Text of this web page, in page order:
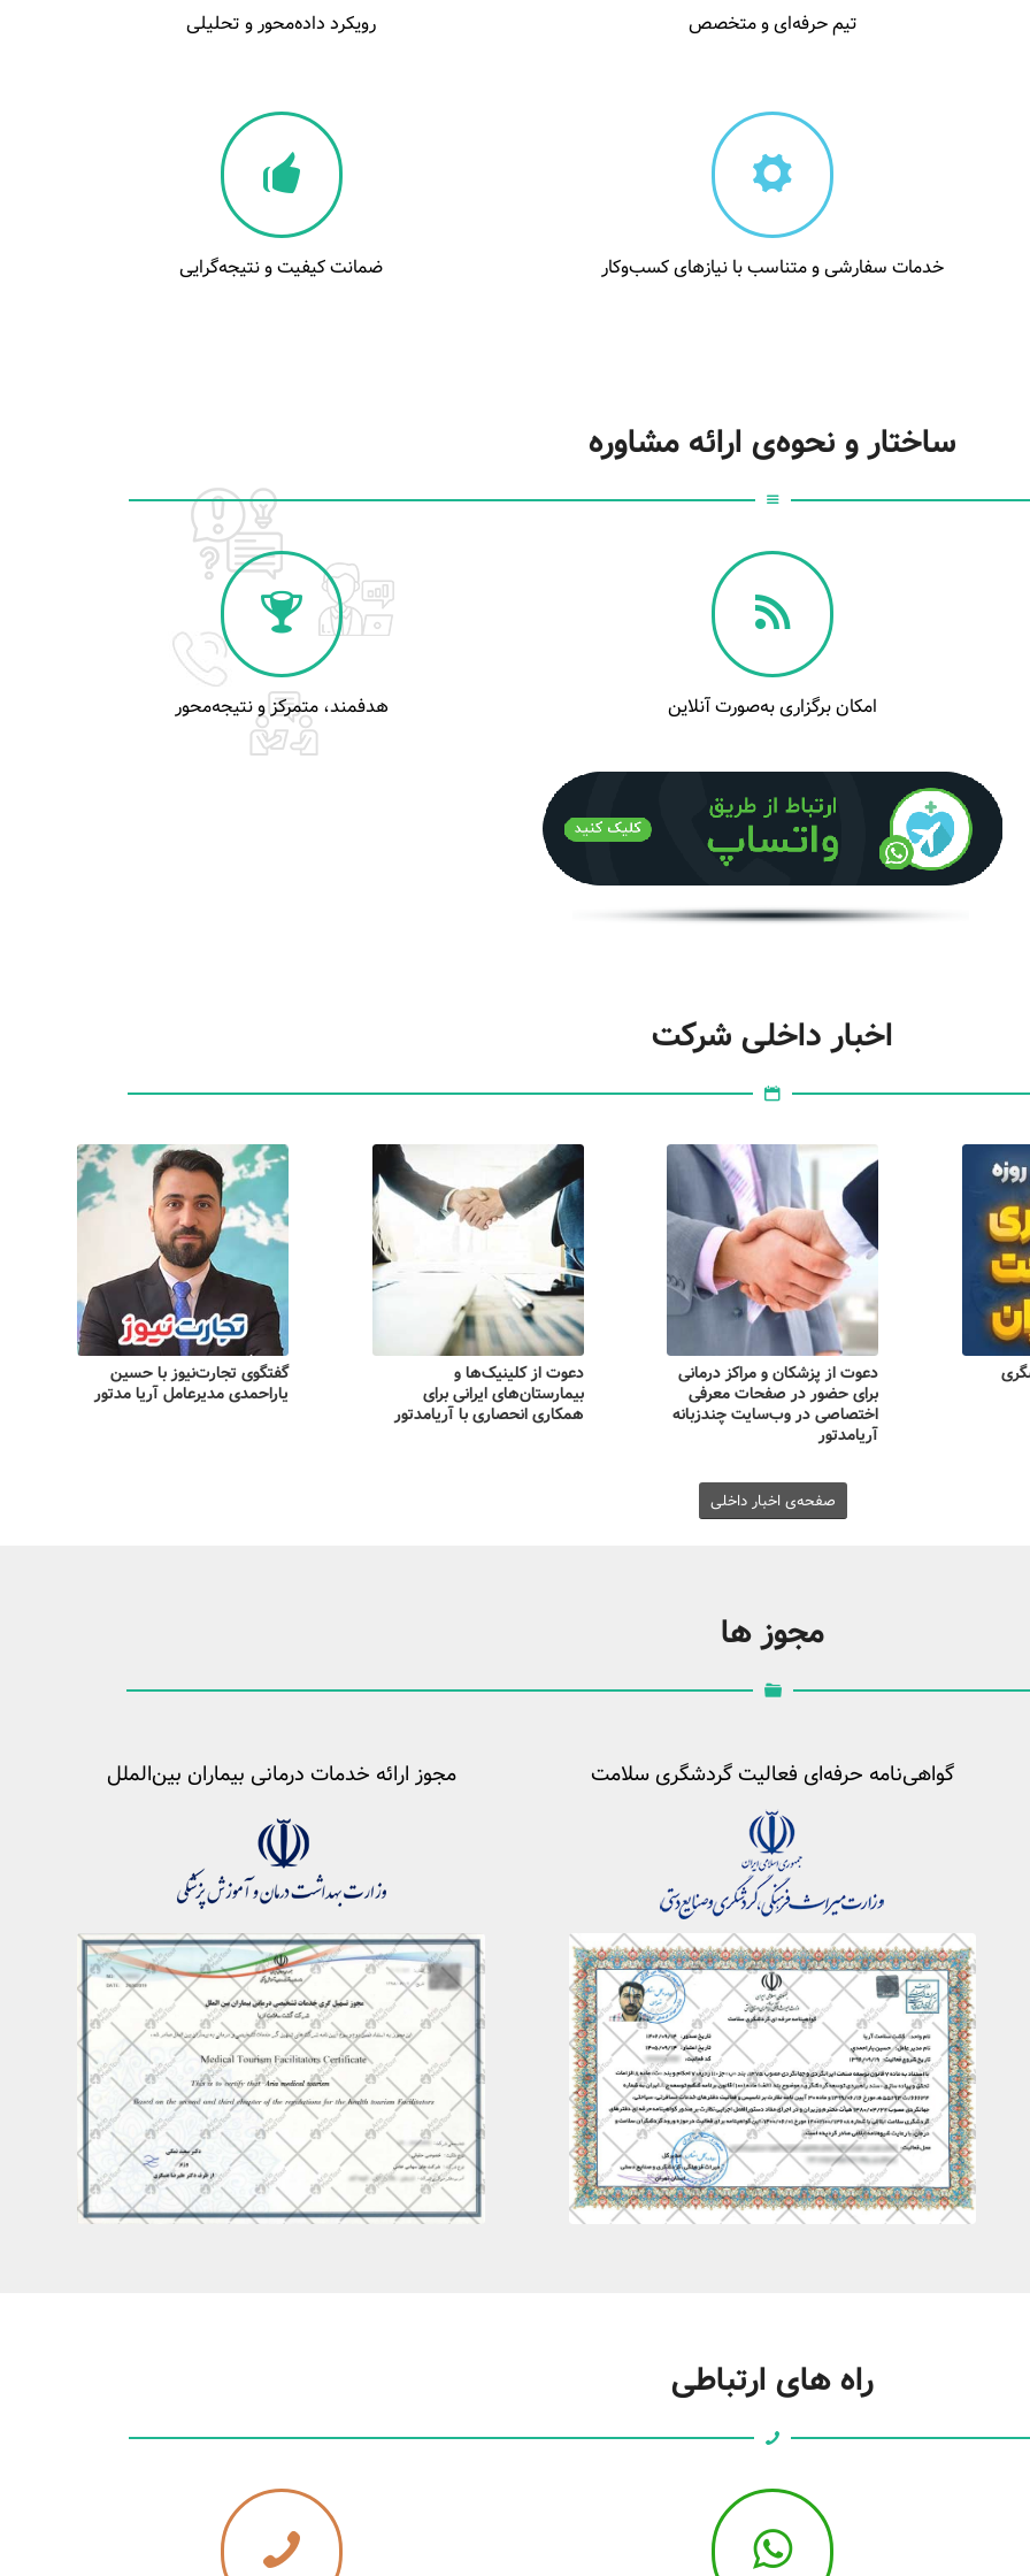
تیم حرفه‌ای و متخصص رویکرد داده‌محور و تحلیلی
خدمات سفارشی و متناسب با نیازهای کسب‌وکار ضمانت کیفیت و نتیجه‌گرایی
ساختار و نحوه‌ی ارائه‌ مشاوره
امکان برگزاری به‌صورت آنلاین هدفمند، متمرکز و نتیجه‌محور
اخبار داخلی شرکت
دعوت از پزشکان و مراکز درمانی
برای حضور در صفحات معرفی
اختصاصی در وب‌سایت چندزبانه
آریامدتور
دعوت از کلینیک‌ها و
بیمارستان‌های ایرانی برای
همکاری انحصاری با آریامدتور
گفتگوی تجارت‌نیوز با حسین
یاراحمدی مدیرعامل آریا مدتور
ایران
پزشکی
نشست “بایدها و نبایدهای
گردشگری سلامت” در رادیو
گفتگو با حضور مدیرعامل
آریامدتور
کتاب کسب‌وکار گردشگری
سلامت
آریامدتور در برنامه تلویزیونی
کارویا – شبکه یک سیما
صفحه‌ی اخبار داخلی
مجوز ها
گواهی‌نامه حرفه‌ای فعالیت گردشگری سلامت مجوز ارائه خدمات درمانی بیماران بین‌الملل
راه های ارتباطی